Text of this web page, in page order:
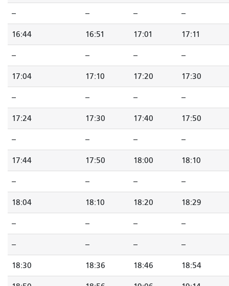
-- -- -- --
16:44 16:51 17:01 17:11
-- -- -- --
17:04 17:10 17:20 17:30
-- -- -- --
17:24 17:30 17:40 17:50
-- -- -- --
17:44 17:50 18:00 18:10
-- -- -- --
18:04 18:10 18:20 18:29
-- -- -- --
-- -- -- --
18:30 18:36 18:46 18:54